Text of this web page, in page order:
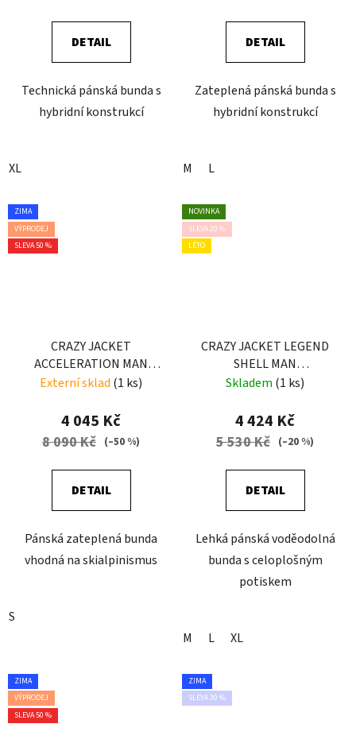
DETAIL
Technická pánská bunda s
hybridní konstrukcí
XL
DETAIL
Zateplená pánská bunda s
hybridní konstrukcí
M L
ZIMA
VÝPRODEJ
SLEVA 50 %
CRAZY JACKET
ACCELERATION MAN
PINE TREE
Externí sklad (1 ks)
4 045 Kč
8 090 Kč (–50 %)
DETAIL
Pánská zateplená bunda
vhodná na skialpinismus
S
NOVINKA
SLEVA 20 %
LÉTO
CRAZY JACKET LEGEND
SHELL MAN
CAMOUFLAGE
Skladem (1 ks)
4 424 Kč
5 530 Kč (–20 %)
DETAIL
Lehká pánská voděodolná
bunda s celoplošným
potiskem
M L XL
ZIMA
VÝPRODEJ
SLEVA 50 %
ZIMA
SLEVA 30 %